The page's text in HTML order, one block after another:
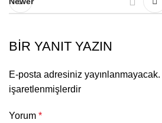
BIR YANIT YAZIN
E-posta adresiniz yayınlanmayacak.
işaretlenmişlerdir
Yorum *